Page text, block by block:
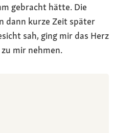
gebracht hätte. Die
dann kurze Zeit später
sah, ging mir das Herz
mir nehmen.